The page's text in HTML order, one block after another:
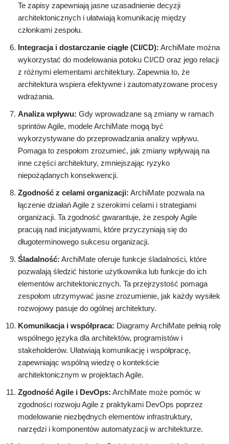
Te zapisy zapewniają jasne uzasadnienie decyzji
architektonicznych i ułatwiają komunikację między
członkami zespołu.
Integracja i dostarczanie ciągłe (CI/CD): ArchiMate można
wykorzystać do modelowania potoku CI/CD oraz jego relacji
z różnymi elementami architektury. Zapewnia to, że
architektura wspiera efektywne i zautomatyzowane procesy
wdrażania.
Analiza wpływu: Gdy wprowadzane są zmiany w ramach
sprintów Agile, modele ArchiMate mogą być
wykorzystywane do przeprowadzania analizy wpływu.
Pomaga to zespołom zrozumieć, jak zmiany wpływają na
inne części architektury, zmniejszając ryzyko
niepożądanych konsekwencji.
Zgodność z celami organizacji: ArchiMate pozwala na
łączenie działań Agile z szerokimi celami i strategiami
organizacji. Ta zgodność gwarantuje, że zespoły Agile
pracują nad inicjatywami, które przyczyniają się do
długoterminowego sukcesu organizacji.
Śladalność: ArchiMate oferuje funkcje śladalności, które
pozwalają śledzić historie użytkownika lub funkcje do ich
elementów architektonicznych. Ta przejrzystość pomaga
zespołom utrzymywać jasne zrozumienie, jak każdy wysiłek
rozwojowy pasuje do ogólnej architektury.
Komunikacja i współpraca: Diagramy ArchiMate pełnią rolę
wspólnego języka dla architektów, programistów i
stakeholderów. Ułatwiają komunikację i współpracę,
zapewniając wspólną wiedzę o kontekście
architektonicznym w projektach Agile.
Zgodność Agile i DevOps: ArchiMate może pomóc w
zgodności rozwoju Agile z praktykami DevOps poprzez
modelowanie niezbędnych elementów infrastruktury,
narzędzi i komponentów automatyzacji w architekturze.